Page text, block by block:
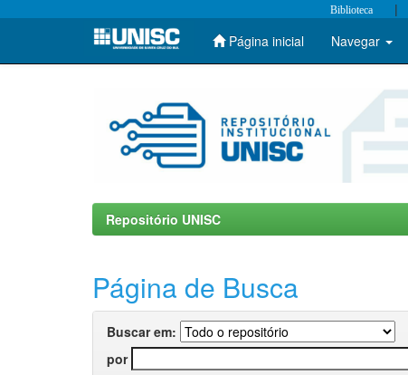
Skip
Biblioteca |
Página inicial Navegar
Repositório UNISC
Página de Busca
Buscar em:
por